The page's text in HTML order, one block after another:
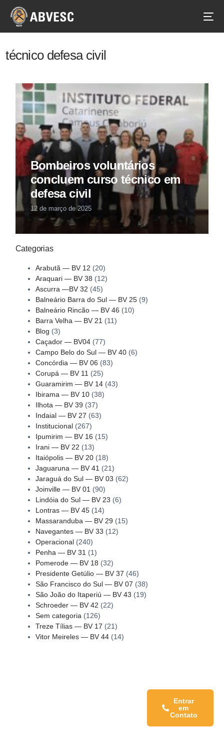
técnico defesa civil
Bombeiros voluntários
concluem curso técnico em
defesa civil
12 de março de 2025
Categorias
Arabutã — BV 12 (20)
Araquari — BV 38 (12)
Ascurra —BV 32 (45)
Balneário Barra do Sul — BV 25(9)
Balneário Rincão — BV 46 (10)
Barra Velha — BV 21 (11)
Blog (3)
Caçador — BV04(77)
Campo Belo do Sul — BV 40(6)
Concórdia — BV 06 (83)
Corupá — BV 11 (25)
Guaramirim — BV 14(43)
Ibirama — BV 10(38)
Ilhota — BV 39 (37)
Indaial — BV 27 (63)
Institucional(267)
Ipumirim — BV 16 (15)
Irani — BV 22 (13)
Itaiópolis — BV 20(18)
Jaguaruna — BV 41 (21)
Jaraguá do Sul — BV 03 (62)
Joinville — BV 01 (90)
Lindóia do Sul — BV 23 (6)
Lontras — BV 45(14)
Massaranduba — BV 29 (15)
Navegantes — BV 33 (12)
Operacional(240)
Penha — BV 31 (1)
Pomerode — BV 18 (32)
Presidente Getúlio — BV 37 (46)
São Francisco do Sul — BV 07 (38)
São João do Itaperiú — BV 43 (19)
Schroeder — BV 42 (22)
Sem categoria (126)
Treze Tílias — BV 17 (21)
Vitor Meireles — BV 44(14)
Entrar
em
Contato